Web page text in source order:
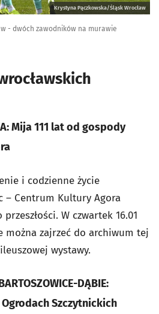
Krystyna Pączkowska/Śląsk Wrocław
- dwóch zawodników na murawie
Mija 111 lat od gospody
i codzienne życie
– Centrum Kultury Agora
W czwartek 16.01
można zajrzeć do archiwum tej
wystawy.
DĄBIE:
Szczytnickich